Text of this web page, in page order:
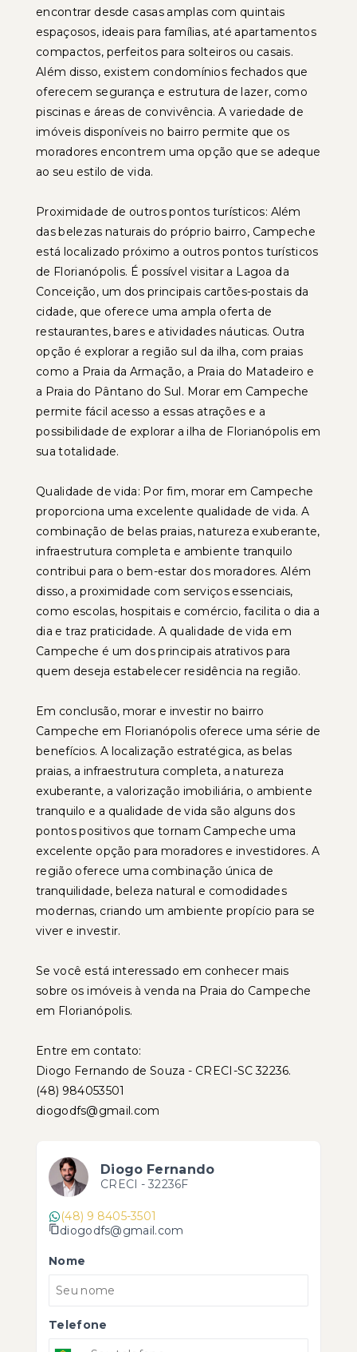
encontrar desde casas amplas com quintais
espaçosos, ideais para famílias, até apartamentos
compactos, perfeitos para solteiros ou casais.
Além disso, existem condomínios fechados que
oferecem segurança e estrutura de lazer, como
piscinas e áreas de convivência. A variedade de
imóveis disponíveis no bairro permite que os
moradores encontrem uma opção que se adeque
ao seu estilo de vida.
Proximidade de outros pontos turísticos: Além
das belezas naturais do próprio bairro, Campeche
está localizado próximo a outros pontos turísticos
de Florianópolis. É possível visitar a Lagoa da
Conceição, um dos principais cartões-postais da
cidade, que oferece uma ampla oferta de
restaurantes, bares e atividades náuticas. Outra
opção é explorar a região sul da ilha, com praias
como a Praia da Armação, a Praia do Matadeiro e
a Praia do Pântano do Sul. Morar em Campeche
permite fácil acesso a essas atrações e a
possibilidade de explorar a ilha de Florianópolis em
sua totalidade.
Qualidade de vida: Por fim, morar em Campeche
proporciona uma excelente qualidade de vida. A
combinação de belas praias, natureza exuberante,
infraestrutura completa e ambiente tranquilo
contribui para o bem-estar dos moradores. Além
disso, a proximidade com serviços essenciais,
como escolas, hospitais e comércio, facilita o dia a
dia e traz praticidade. A qualidade de vida em
Campeche é um dos principais atrativos para
quem deseja estabelecer residência na região.
Em conclusão, morar e investir no bairro
Campeche em Florianópolis oferece uma série de
benefícios. A localização estratégica, as belas
praias, a infraestrutura completa, a natureza
exuberante, a valorização imobiliária, o ambiente
tranquilo e a qualidade de vida são alguns dos
pontos positivos que tornam Campeche uma
excelente opção para moradores e investidores. A
região oferece uma combinação única de
tranquilidade, beleza natural e comodidades
modernas, criando um ambiente propício para se
viver e investir.
Se você está interessado em conhecer mais
sobre os imóveis à venda na Praia do Campeche
em Florianópolis.
Entre em contato:
Diogo Fernando de Souza - CRECI-SC 32236.
(48) 984053501
diogodfs@gmail.com
Diogo Fernando
CRECI - 32236F
(48) 9 8405-3501
diogodfs@gmail.com
Nome
Telefone